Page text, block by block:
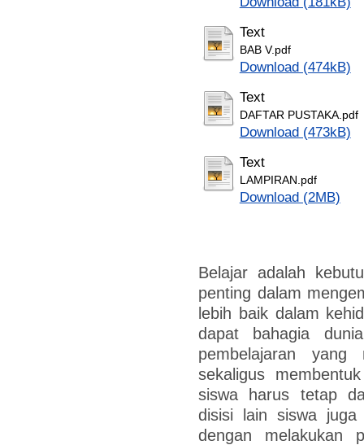
Text
BAB V.pdf
Download (474kB)
Text
DAFTAR PUSTAKA.pdf
Download (473kB)
Text
LAMPIRAN.pdf
Download (2MB)
Belajar adalah
penting dalam
lebih baik dalam
dapat bahagia
pembelajaran yang
sekaligus
siswa harus tetap
disisi lain siswa juga
dengan melakukan